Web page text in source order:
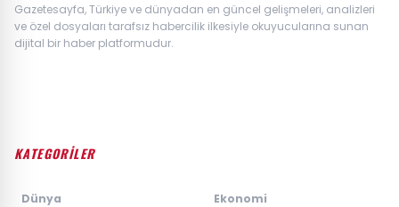
Gazetesayfa, Türkiye ve dünyadan en güncel gelişmeleri, analizleri
ve özel dosyaları tarafsız habercilik ilkesiyle okuyucularına sunan
dijital bir haber platformudur.
KATEGORİLER
Dünya
Ekonomi